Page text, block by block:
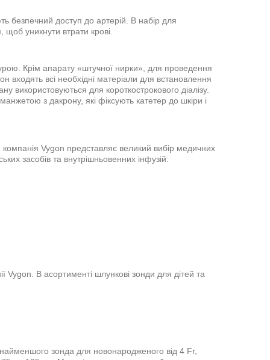
безпечний доступ до артерій. В набір для
щоб уникнути втрати крові.
Крім апарату «штучної нирки», для проведення
входять всі необхідні матеріали для встановлення
використовуються для короткострокового діалізу.
з дакрону, які фіксують катетер до шкіри і
компанія Vygon представляє великий вибір медичних
засобів та внутрішньовенних інфузій:
В асортименті шлункові зонди для дітей та
зонда для новонародженого від 4 Fr,